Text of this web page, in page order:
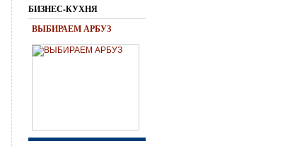
БИЗНЕС-КУХНЯ
ВЫБИРАЕМ АРБУЗ